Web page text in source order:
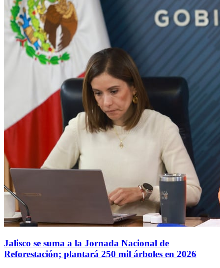
Jalisco se suma a la Jornada Nacional de
Reforestación; plantará 250 mil árboles en 2026